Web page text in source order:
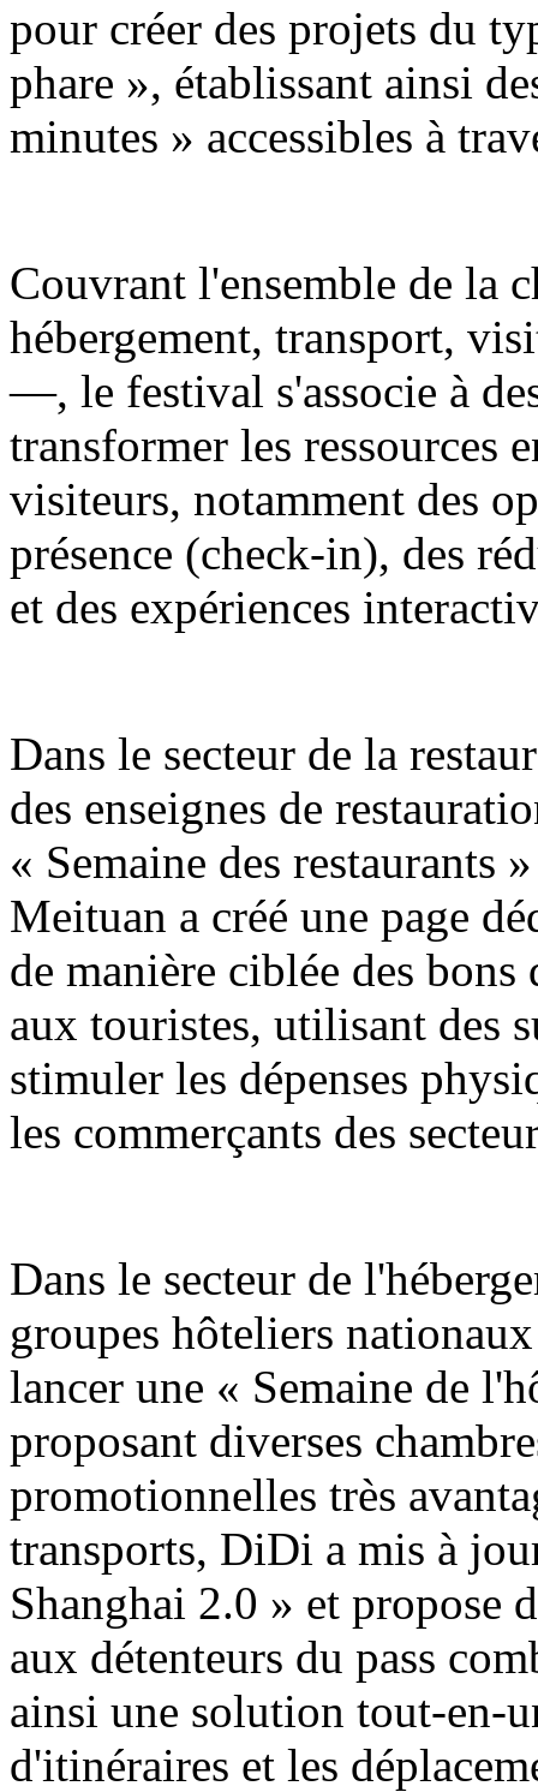
pour créer des projets du
phare », établissant ainsi
minutes » accessibles à
Couvrant l'ensemble de la
hébergement, transport,
—, le festival s'associe à
transformer les ressources
visiteurs, notamment des
présence (check-in), des
et des expériences
Dans le secteur de la
des enseignes de
« Semaine des restaurants
Meituan a créé une page
de manière ciblée des
aux touristes, utilisant des
stimuler les dépenses
les commerçants des
Dans le secteur de
groupes hôteliers
lancer une « Semaine de
proposant diverses
promotionnelles très
transports, DiDi a mis à
Shanghai 2.0 » et propose
aux détenteurs du pass
ainsi une solution tout-en-
d'itinéraires et les